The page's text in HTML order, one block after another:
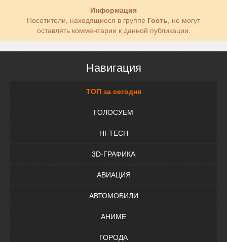
Информация
Посетители, находящиеся в группе Гость , не могут
оставлять комментарии к данной публикации.
Навигация
ТОП за сегодня
ГОЛОСУЕМ
HI-TECH
3D-ГРАФИКА
АВИАЦИЯ
АВТОМОБИЛИ
АНИМЕ
ГОРОДА